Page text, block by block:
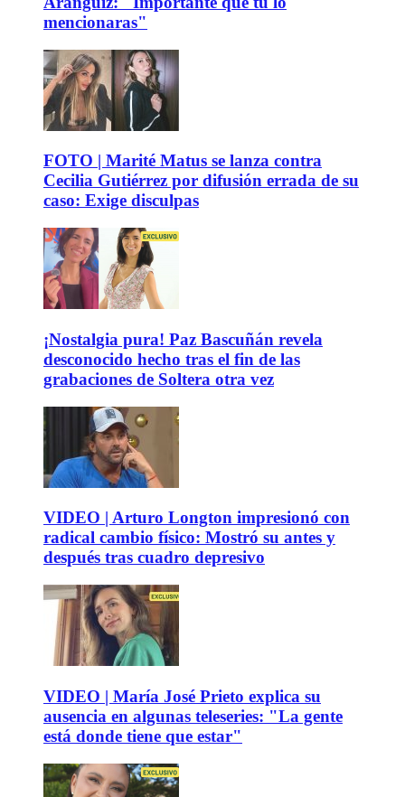
mencionaras"
FOTO | Marité Matus se lanza contra
Cecilia Gutiérrez por difusión errada de su
caso: Exige disculpas
¡Nostalgia pura! Paz Bascuñán revela
desconocido hecho tras el fin de las
grabaciones de Soltera otra vez
VIDEO | Arturo Longton impresionó con
radical cambio físico: Mostró su antes y
después tras cuadro depresivo
VIDEO | María José Prieto explica su
ausencia en algunas teleseries: "La gente
está donde tiene que estar"